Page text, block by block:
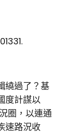
繞過了？基
度計謀以
圈，以連通
速路況收